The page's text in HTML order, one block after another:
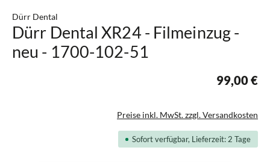
Dürr Dental
Dürr Dental XR24 - Filmeinzug -
neu - 1700-102-51
99,00 €
Preise inkl. MwSt. zzgl. Versandkosten
Sofort verfügbar, Lieferzeit: 2 Tage